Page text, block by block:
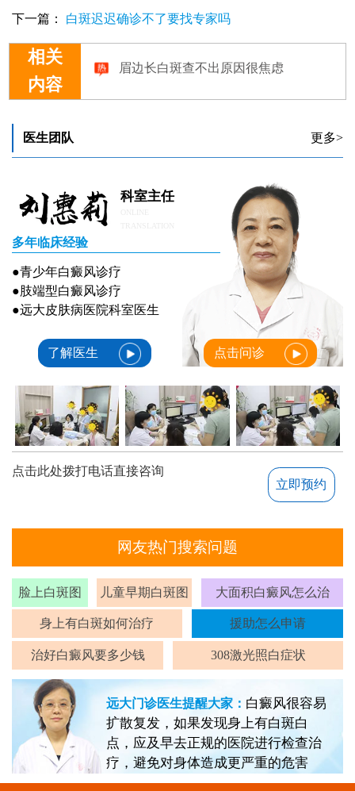
下一篇： 白斑迟迟确诊不了要找专家吗
相关
内容
医生团队 更多>
科室主任
多年临床经验
●青少年白癜风诊疗
●肢端型白癜风诊疗
●远大皮肤病医院科室医生
了解医生 点击问诊
点击此处拨打电话直接咨询
立即预约
网友热门搜索问题
脸上白斑图 儿童早期白斑图 大面积白癜风怎么治
身上有白斑如何治疗 援助怎么申请
治好白癜风要多少钱 308激光照白症状
远大门诊医生提醒大家： 白癜风很容易
扩散复发，如果发现身上有白斑白
点，应及早去正规的医院进行检查治
疗，避免对身体造成更严重的危害